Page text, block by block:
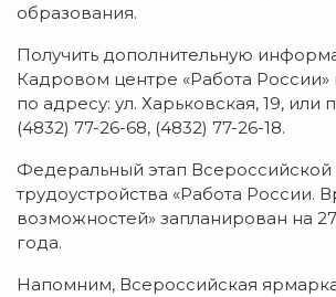
образования.
Получить дополнительную
Кадровом центре «Работа
по адресу: ул. Харьковская, 19, или
(4832) 77-26-68, (4832) 77-26-18.
Федеральный этап
трудоустройства «Работа России.
возможностей» запланирован на
года.
Напомним, Всероссийская